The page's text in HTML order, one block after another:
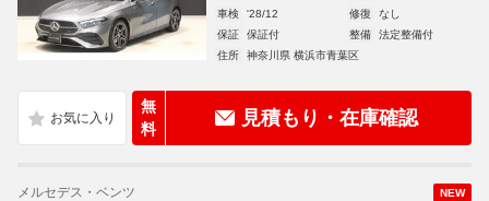
車検
'28/12 修復
なし
保証
保証付 整備
法定整備付
住所
神奈川県 横浜市青葉区
無
料
見積もり・在庫確認
NEW
メルセデス・ベンツ